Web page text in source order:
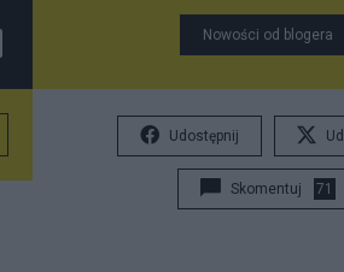
Nowości od blogera
Udostępnij
Skomentuj 71